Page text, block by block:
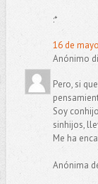
:*
16 de
Anónimo
Pero, si
Soy
sinhijos,
Me ha
Anónima